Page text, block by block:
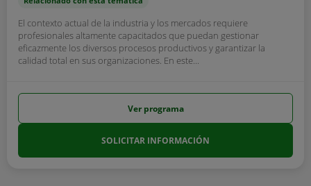
El contexto actual de la industria y los mercados requiere
profesionales altamente capacitados que puedan gestionar
eficazmente los diversos procesos productivos y garantizar la
calidad total en sus organizaciones. En este...
Ver programa
SOLICITAR INFORMACIÓN